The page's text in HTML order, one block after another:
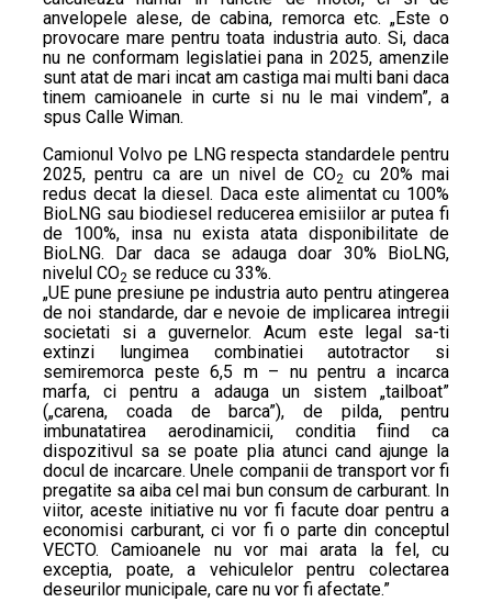
anvelopele alese, de cabina, remorca etc. „Este o
provocare mare pentru toata industria auto. Si, daca
nu ne conformam legislatiei pana in 2025, amenzile
sunt atat de mari incat am castiga mai multi bani daca
tinem camioanele in curte si nu le mai vindem”, a
spus Calle Wiman.
Camionul Volvo pe LNG respecta standardele pentru
2025, pentru ca are un nivel de CO2 cu 20% mai
redus decat la diesel. Daca este alimentat cu 100%
BioLNG sau biodiesel reducerea emisiilor ar putea fi
de 100%, insa nu exista atata disponibilitate de
BioLNG. Dar daca se adauga doar 30% BioLNG,
nivelul CO2 se reduce cu 33%.
„UE pune presiune pe industria auto pentru atingerea
de noi standarde, dar e nevoie de implicarea intregii
societati si a guvernelor. Acum este legal sa-ti
extinzi lungimea combinatiei autotractor si
semiremorca peste 6,5 m – nu pentru a incarca
marfa, ci pentru a adauga un sistem „tailboat”
(„carena, coada de barca”), de pilda, pentru
imbunatatirea aerodinamicii, conditia fiind ca
dispozitivul sa se poate plia atunci cand ajunge la
docul de incarcare. Unele companii de transport vor fi
pregatite sa aiba cel mai bun consum de carburant. In
viitor, aceste initiative nu vor fi facute doar pentru a
economisi carburant, ci vor fi o parte din conceptul
VECTO. Camioanele nu vor mai arata la fel, cu
exceptia, poate, a vehiculelor pentru colectarea
deseurilor municipale, care nu vor fi afectate.”